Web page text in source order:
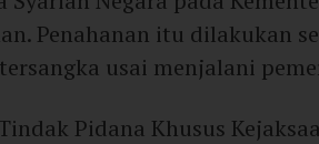
Penahanan itu dilakukan
usai menjalani
Pidana Khusus